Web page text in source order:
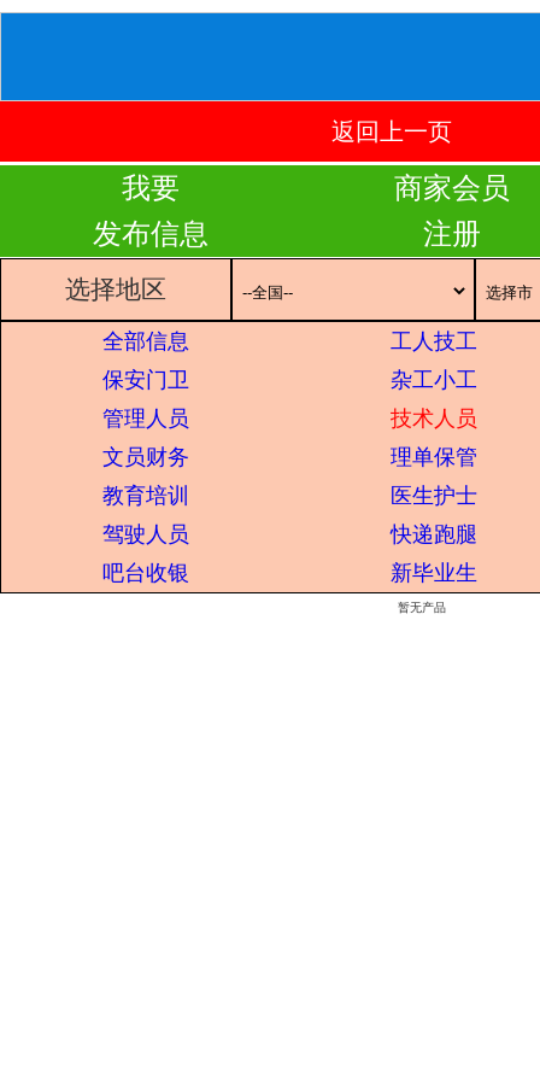
返回上一页
我要
发布信息
商家会员
注册
选择地区
全部信息
工人技工
保安门卫
杂工小工
管理人员
技术人员
文员财务
理单保管
教育培训
医生护士
驾驶人员
快递跑腿
吧台收银
新毕业生
暂无产品